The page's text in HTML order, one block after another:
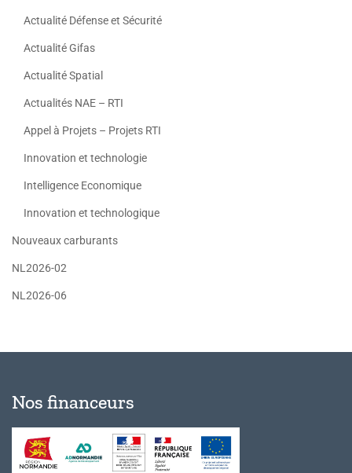
Actualité Défense et Sécurité
Actualité Gifas
Actualité Spatial
Actualités NAE – RTI
Appel à Projets – Projets RTI
Innovation et technologie
Intelligence Economique
Innovation et technologique
Nouveaux carburants
NL2026-02
NL2026-06
Nos financeurs